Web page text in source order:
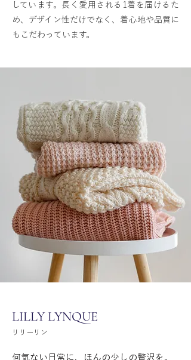
しています。長く愛用される1着を届けるた
め、デザイン性だけでなく、着心地や品質に
もこだわっています。
LILLY LYNQUE
リリーリン
何気ない日常に、ほんの少しの贅沢を。